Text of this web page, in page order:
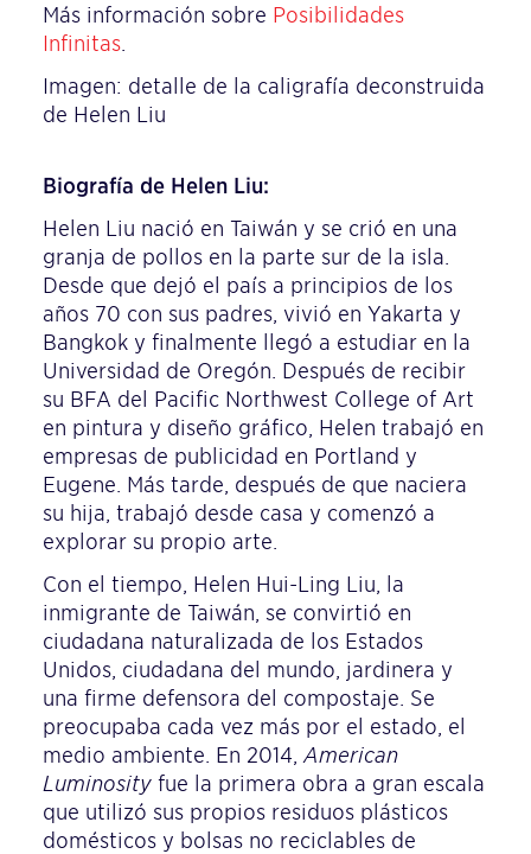
Más información sobre Posibilidades
Infinitas
Imagen: detalle de la caligrafía deconstruida
de Helen Liu
Biografía de Helen Liu:
Helen Liu nació en Taiwán y se crió en una
granja de pollos en la parte sur de la isla.
Desde que dejó el país a principios de los
años 70 con sus padres, vivió en Yakarta y
Bangkok y finalmente llegó a estudiar en la
Universidad de Oregón. Después de recibir
su BFA del Pacific Northwest College of Art
en pintura y diseño gráfico, Helen trabajó en
empresas de publicidad en Portland y
Eugene. Más tarde, después de que naciera
su hija, trabajó desde casa y comenzó a
explorar su propio arte.
Con el tiempo, Helen Hui-Ling Liu, la
inmigrante de Taiwán, se convirtió en
ciudadana naturalizada de los Estados
Unidos, ciudadana del mundo, jardinera y
una firme defensora del compostaje. Se
preocupaba cada vez más por el estado, el
medio ambiente. En 2014, American
Luminosity fue la primera obra a gran escala
que utilizó sus propios residuos plásticos
domésticos y bolsas no reciclables de